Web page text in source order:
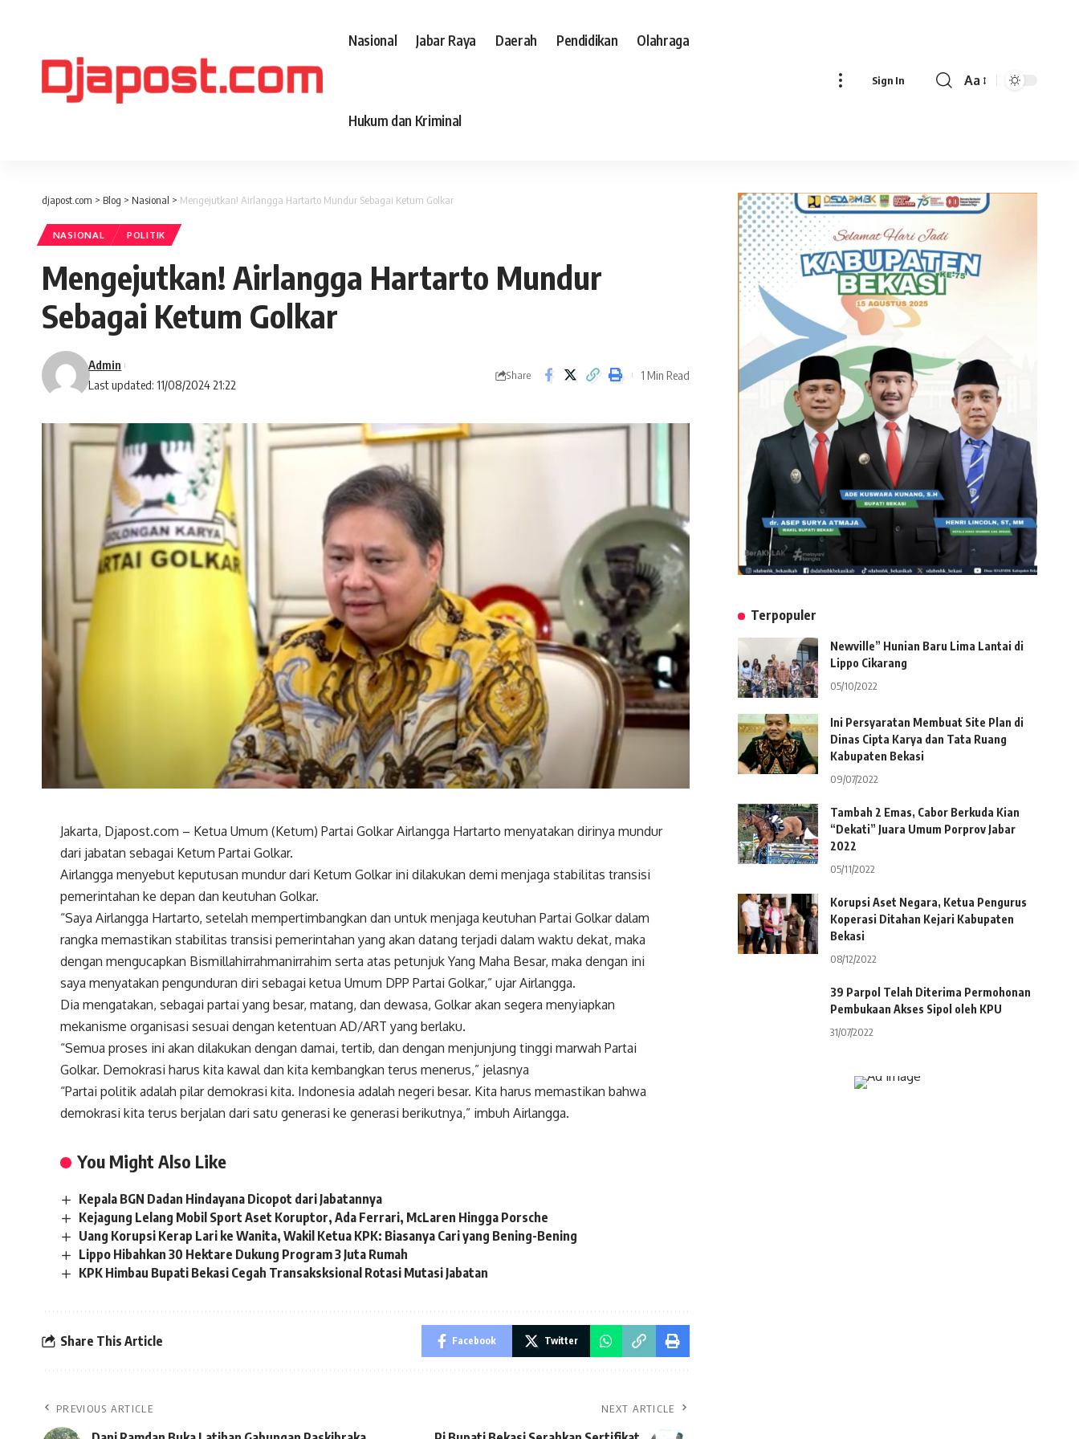
Nasional Jabar Raya Daerah Pendidikan Olahraga
Hukum dan Kriminal
Sign In
Font
Aa
djapost.com > Blog > Nasional > Mengejutkan! Airlangga Hartarto Mundur Sebagai Ketum Golkar
NASIONAL POLITIK
Mengejutkan! Airlangga Hartarto Mundur
Sebagai Ketum Golkar
Last updated: 11/08/2024 21:22
Admin
Share 1 Min Read
Jakarta, Djapost.com – Ketua Umum (Ketum) Partai Golkar Airlangga Hartarto menyatakan dirinya mundur
dari jabatan sebagai Ketum Partai Golkar.
Airlangga menyebut keputusan mundur dari Ketum Golkar ini dilakukan demi menjaga stabilitas transisi
pemerintahan ke depan dan keutuhan Golkar.
“Saya Airlangga Hartarto, setelah mempertimbangkan dan untuk menjaga keutuhan Partai Golkar dalam
rangka memastikan stabilitas transisi pemerintahan yang akan datang terjadi dalam waktu dekat, maka
dengan mengucapkan Bismillahirrahmanirrahim serta atas petunjuk Yang Maha Besar, maka dengan ini
saya menyatakan pengunduran diri sebagai ketua Umum DPP Partai Golkar,” ujar Airlangga.
Dia mengatakan, sebagai partai yang besar, matang, dan dewasa, Golkar akan segera menyiapkan
mekanisme organisasi sesuai dengan ketentuan AD/ART yang berlaku.
“Semua proses ini akan dilakukan dengan damai, tertib, dan dengan menjunjung tinggi marwah Partai
Golkar. Demokrasi harus kita kawal dan kita kembangkan terus menerus,” jelasnya
“Partai politik adalah pilar demokrasi kita. Indonesia adalah negeri besar. Kita harus memastikan bahwa
demokrasi kita terus berjalan dari satu generasi ke generasi berikutnya,” imbuh Airlangga.
You Might Also Like
Kepala BGN Dadan Hindayana Dicopot dari Jabatannya
Kejagung Lelang Mobil Sport Aset Koruptor, Ada Ferrari, McLaren Hingga Porsche
Uang Korupsi Kerap Lari ke Wanita, Wakil Ketua KPK: Biasanya Cari yang Bening-Bening
Lippo Hibahkan 30 Hektare Dukung Program 3 Juta Rumah
KPK Himbau Bupati Bekasi Cegah Transaksksional Rotasi Mutasi Jabatan
Share This Article Facebook Twitter
PREVIOUS ARTICLE NEXT ARTICLE
Terpopuler
Newville” Hunian Baru Lima Lantai di
Lippo Cikarang
05/10/2022
Ini Persyaratan Membuat Site Plan di
Dinas Cipta Karya dan Tata Ruang
Kabupaten Bekasi
09/07/2022
Tambah 2 Emas, Cabor Berkuda Kian
“Dekati” Juara Umum Porprov Jabar
2022
05/11/2022
Korupsi Aset Negara, Ketua Pengurus
Koperasi Ditahan Kejari Kabupaten
Bekasi
08/12/2022
39 Parpol Telah Diterima Permohonan
Pembukaan Akses Sipol oleh KPU
31/07/2022